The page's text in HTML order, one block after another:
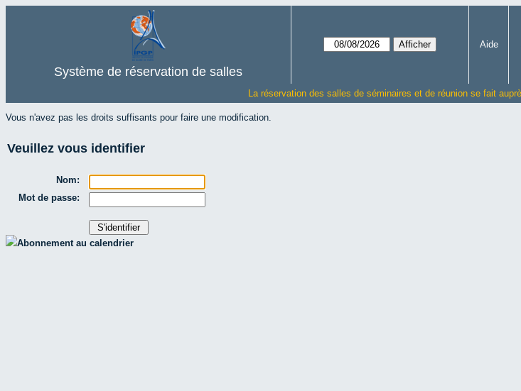
Système de réservation de salles
Aide
La réservation des salles de séminaires et de réunion se fait
Vous n'avez pas les droits suffisants pour faire une modification.
Veuillez vous identifier
Nom:
Mot de passe:
Abonnement au calendrier